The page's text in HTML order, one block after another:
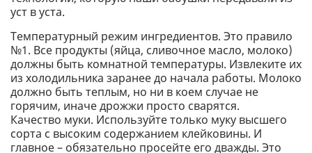
уст в уста.
Температурный режим ингредиентов. Это правило
№1. Все продукты (яйца, сливочное масло, молоко)
должны быть комнатной температуры. Извлеките их
из холодильника заранее до начала работы. Молоко
должно быть теплым, но ни в коем случае не
горячим, иначе дрожжи просто сварятся.
Качество муки. Используйте только муку высшего
сорта с высоким содержанием клейковины. И
главное – обязательно просейте его дважды. Это